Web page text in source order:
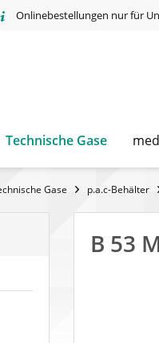
Onlinebestellungen nur für
Technische Gase
Gase p.a.c-Behälter
B 53